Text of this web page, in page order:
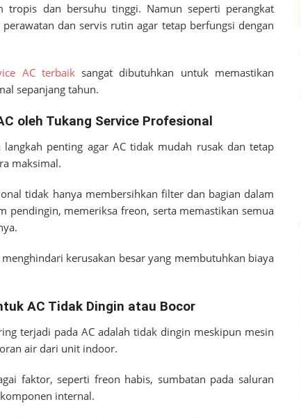
dan bersuhu tinggi. Namun seperti perangkat
dan servis rutin agar tetap berfungsi dengan
AC terbaik sangat dibutuhkan untuk memastikan
sepanjang tahun.
oleh Tukang Service Profesional
penting agar AC tidak mudah rusak dan tetap
maksimal.
tidak hanya membersihkan filter dan bagian dalam
pendingin, memeriksa freon, serta memastikan semua
kerusakan besar yang membutuhkan biaya
AC Tidak Dingin atau Bocor
terjadi pada AC adalah tidak dingin meskipun mesin
air dari unit indoor.
faktor, seperti freon habis, sumbatan pada saluran
internal.